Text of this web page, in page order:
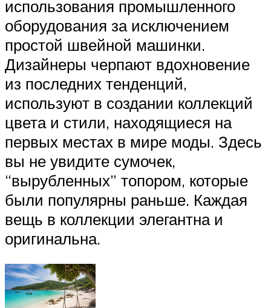
использования промышленного
оборудования за исключением
простой швейной машинки.
Дизайнеры черпают вдохновение
из последних тенденций,
используют в создании коллекций
цвета и стили, находящиеся на
первых местах в мире моды. Здесь
вы не увидите сумочек,
“вырубленных” топором, которые
были популярны раньше. Каждая
вещь в коллекции элегантна и
оригинальна.